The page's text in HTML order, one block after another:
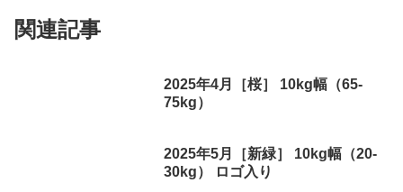
関連記事
2025年4月［桜］ 10kg幅（65-
75kg）
2025年5月［新緑］ 10kg幅（20-
30kg） ロゴ入り